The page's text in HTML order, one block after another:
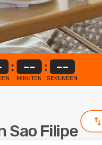
: --
MINUTEN
: --
SEKUNDEN
Sao Filipe